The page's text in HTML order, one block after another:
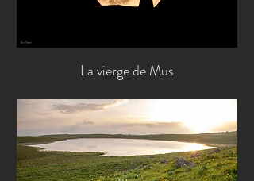
La vierge de Mus